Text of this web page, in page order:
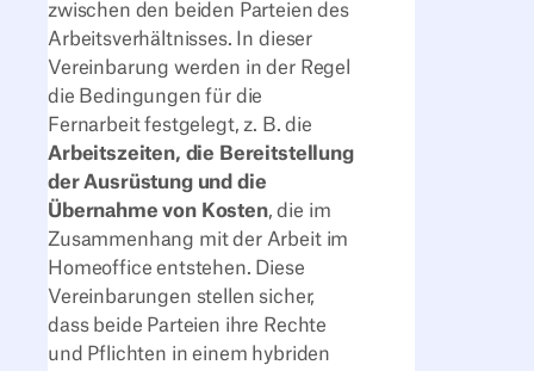
zwischen den beiden Parteien des
Arbeitsverhältnisses. In dieser
Vereinbarung werden in der Regel
die Bedingungen für die
Fernarbeit festgelegt, z. B. die
Arbeitszeiten, die Bereitstellung
der Ausrüstung und die
Übernahme von Kosten, die im
Zusammenhang mit der Arbeit im
Homeoffice entstehen. Diese
Vereinbarungen stellen sicher,
dass beide Parteien ihre Rechte
und Pflichten in einem hybriden